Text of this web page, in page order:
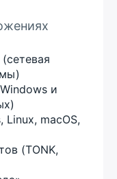
и
macOS,
(TONK,